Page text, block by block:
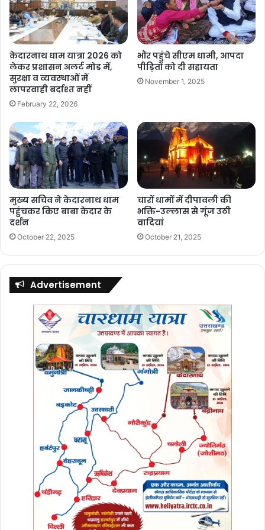
चारधाम यात्रा के चरम सीजन में प्रतिदिन हजारों श्रद्धालु
केदारनाथ धाम पहुंच रहे हैं। ऐसे में विशेषज्ञों का मानना है कि
यदि समय रहते भीड़ प्रबंधन, मार्ग सुरक्षा, आपातकालीन
चिकित्सा सेवाओं और निगरानी तंत्र को और अधिक सुदृढ़
नहीं किया गया, तो भविष्य में किसी अप्रिय घटना की
आशंका से इनकार नहीं किया जा सकता।
स्थानीय लोगों और श्रद्धालुओं ने प्रशासन से मांग की है कि
संवेदनशील स्थानों पर अतिरिक्त पुलिस बल तैनात किया
जाए, मजबूत बैरिकेडिंग की व्यवस्था की जाए तथा पैदल मार्ग
पर प्रभावी भीड़ नियंत्रण तंत्र लागू कर श्रद्धालुओं की
और सामने आ रही अव्यवस्थाएं श्रद्धालुओं के लिए चिंता का
विषय बनी हुई हैं। अब सभी की निगाहें प्रशासनिक कदमों
और यात्रा प्रबंधन को बेहतर बनाने के प्रयासों पर टिकी
वहीं, पुलिस अधीक्षक नीहारिका तोमर ने बताया कि
केदारनाथ पैदल मार्ग पर यात्रियों की सुरक्षा को लेकर
हरसंभव प्रयास किए जा रहे हैं। तीर्थ यात्रियों को पैदल मार्ग
पर संकरे जगहों पर लाइन बनाकर चलने को कहा जा रहा
है। साथ ही हर समय बारिश पर भी नजर बनाए जाने को
कहा है। उन्होंने कहा कि केदारनाथ यात्रा मार्ग के साथ ही
केदारनाथ धाम यात्रा 2026 को
लेकर प्रशासन अलर्ट मोड में,
सुरक्षा व व्यवस्थाओं में
लापरवाही बर्दाश्त नहीं
February 22, 2026
भौंर पहुंचे सीएम धामी, आपदा
पीड़ितों को दी सहायता
November 1, 2025
मुख्य सचिव ने केदारनाथ धाम
पहुंचकर किए बाबा केदार के
दर्शन
October 22, 2025
चारों धामों में दीपावली की
भक्ति-उल्लास से गूंज उठी
वादियां
October 21, 2025
Advertisement